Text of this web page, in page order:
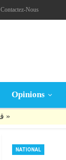
Contactez-Nous
Opinions
NATIONAL